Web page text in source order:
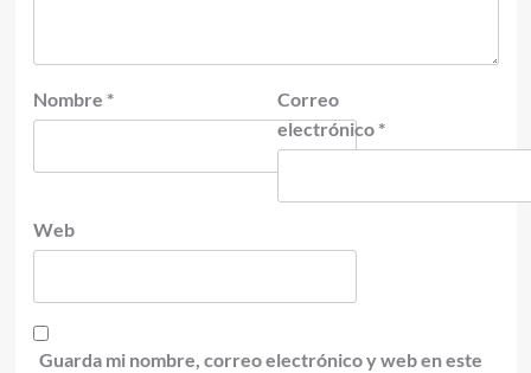
Nombre *
Correo
electrónico *
Web
Guarda mi nombre, correo electrónico y web en este